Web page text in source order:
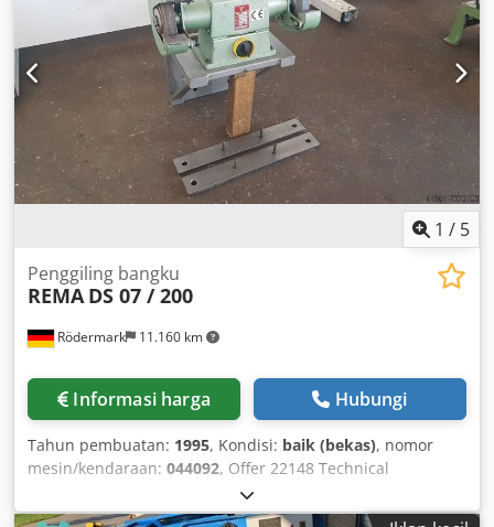
1 / 5
Rödermark 11.160 km
Penggiling bangku
REMA DS 07 / 200
Informasi harga Hubungi
Tahun pembuatan: 1995, Kondisi: baik (bekas), nomor
mesin/kendaraan: 044092, Offer 22148 Technical
Specifications: - Grinding wheel diameter: approx. 200 mm
- Grinding wheel width: approx. 25 mm Crsdpfx Aqoiba R